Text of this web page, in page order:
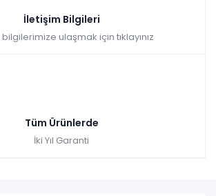
İletişim Bilgileri
ulaşmak için tıklayınız
Tüm Ürünlerde
İki Yıl Garanti